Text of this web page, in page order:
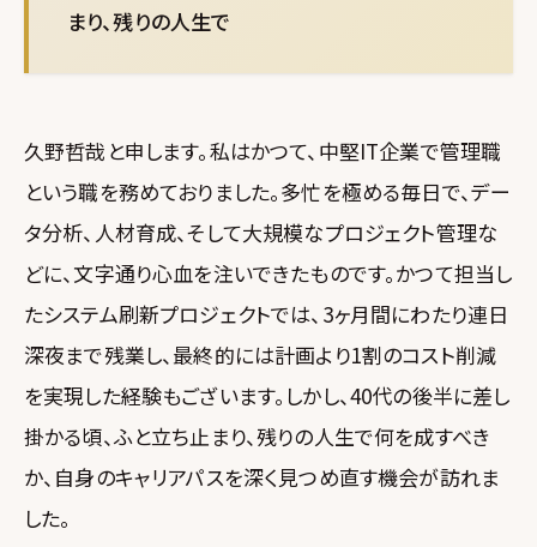
まり、残りの人生で
久野哲哉と申します。私はかつて、中堅IT企業で管理職
という職を務めておりました。多忙を極める毎日で、デー
タ分析、人材育成、そして大規模なプロジェクト管理な
どに、文字通り心血を注いできたものです。かつて担当し
たシステム刷新プロジェクトでは、3ヶ月間にわたり連日
深夜まで残業し、最終的には計画より1割のコスト削減
を実現した経験もございます。しかし、40代の後半に差し
掛かる頃、ふと立ち止まり、残りの人生で何を成すべき
か、自身のキャリアパスを深く見つめ直す機会が訪れま
した。